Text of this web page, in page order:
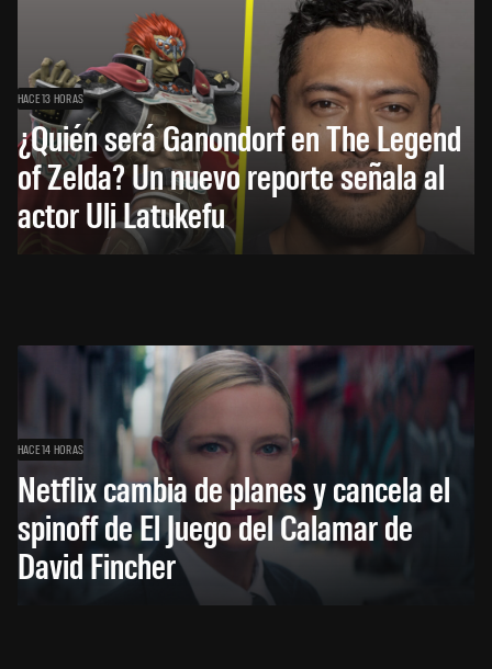
HACE 13 HORAS
¿Quién será Ganondorf en The Legend
of Zelda? Un nuevo reporte señala al
actor Uli Latukefu
HACE 14 HORAS
Netflix cambia de planes y cancela el
spinoff de El Juego del Calamar de
David Fincher